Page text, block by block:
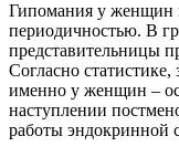
Гипомания у женщин
периодичностью. В
представительницы
Согласно статистике,
именно у женщин –
наступлении
работы эндокринной